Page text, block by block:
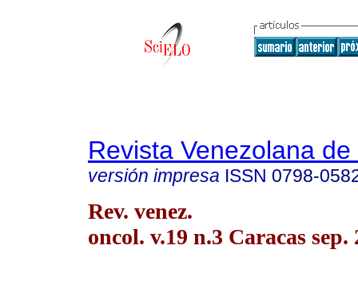
Revista Venezolana
versión impresa ISSN 0798-
Rev. venez.
oncol. v.19 n.3 Caracas sep.